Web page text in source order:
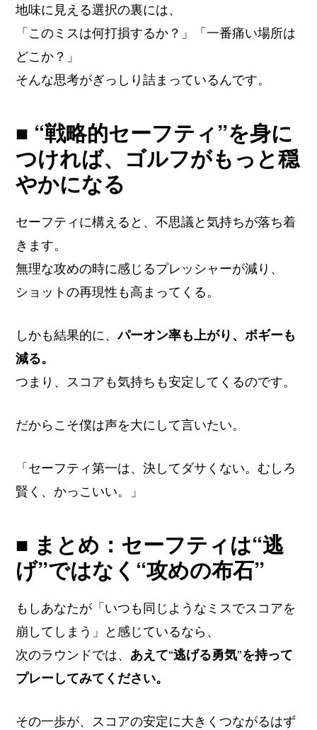
地味に見える選択の裏には、
「このミスは何打損するか？」「一番痛い場所は
どこか？」
そんな思考がぎっしり詰まっているんです。
■ “戦略的セーフティ”を身に
つければ、ゴルフがもっと穏
やかになる
セーフティに構えると、不思議と気持ちが落ち着
きます。
無理な攻めの時に感じるプレッシャーが減り、
ショットの再現性も高まってくる。
しかも結果的に、パーオン率も上がり、ボギーも
減る。
つまり、スコアも気持ちも安定してくるのです。
だからこそ僕は声を大にして言いたい。
「セーフティ第一は、決してダサくない。むしろ
賢く、かっこいい。」
■ まとめ：セーフティは“逃
げ”ではなく“攻めの布石”
もしあなたが「いつも同じようなミスでスコアを
崩してしまう」と感じているなら、
次のラウンドでは、 あえて“逃げる勇気”を持って
プレーしてみてください。
その一歩が、スコアの安定に大きくつながるはず